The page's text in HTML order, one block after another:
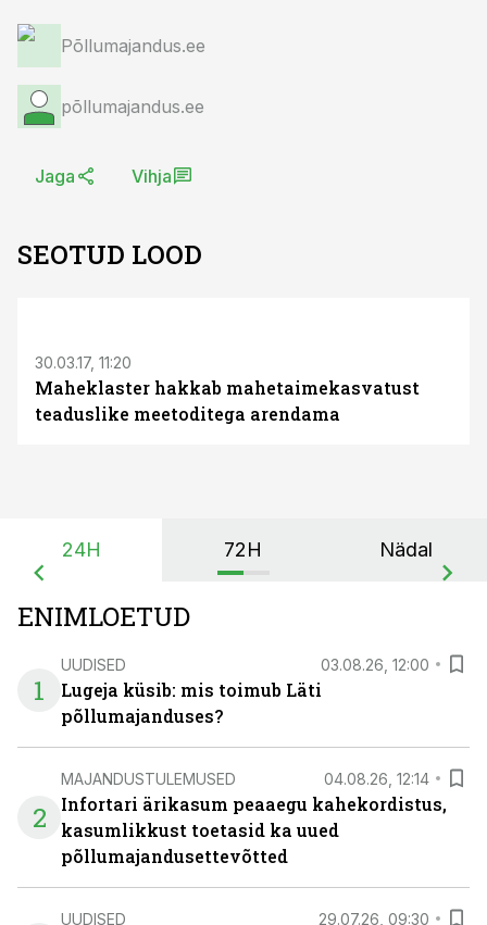
Põllumajandus.ee
põllumajandus.ee
Jaga Vihja
SEOTUD LOOD
30.03.17, 11:20
Maheklaster hakkab mahetaimekasvatust
teaduslike meetoditega arendama
24H 72H Nädal
ENIMLOETUD
1
UUDISED 03.08.26, 12:00
Lugeja küsib: mis toimub Läti
põllumajanduses?
2
MAJANDUSTULEMUSED 04.08.26, 12:14
Infortari ärikasum peaaegu kahekordistus,
kasumlikkust toetasid ka uued
põllumajandusettevõtted
UUDISED 29.07.26, 09:30